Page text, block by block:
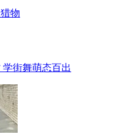
物
街舞萌态百出